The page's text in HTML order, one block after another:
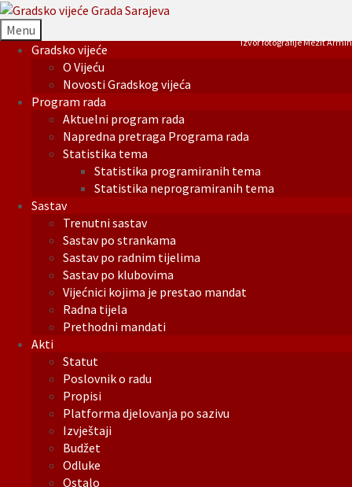
Menu
Gradsko vijeće
O Vijeću
Novosti Gradskog vijeća
Program rada
Aktuelni program rada
Napredna pretraga Programa rada
Statistika tema
Statistika programiranih tema
Statistika neprogramiranih tema
Sastav
Trenutni sastav
Sastav po strankama
Sastav po radnim tijelima
Sastav po klubovima
Vijećnici kojima je prestao mandat
Radna tijela
Prethodni mandati
Akti
Statut
Poslovnik o radu
Propisi
Platforma djelovanja po sazivu
Izvještaji
Budžet
Odluke
Ostalo
Izvor fotografije Mezit Armin